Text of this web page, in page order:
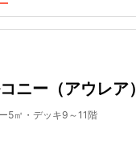
ニー（アウレア）
5㎡・デッキ9～11階